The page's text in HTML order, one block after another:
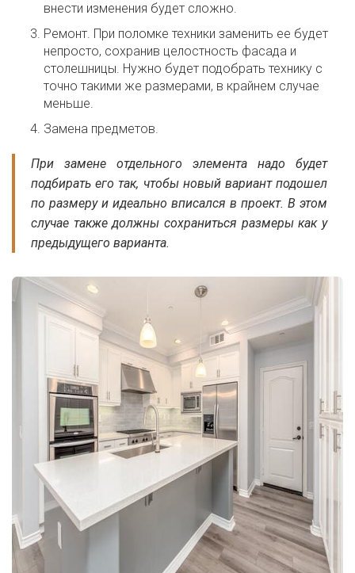
внести изменения будет сложно.
Ремонт. При поломке техники заменить ее будет
непросто, сохранив целостность фасада и
столешницы. Нужно будет подобрать технику с
точно такими же размерами, в крайнем случае
меньше.
Замена предметов.
При замене отдельного элемента надо будет
подбирать его так, чтобы новый вариант подошел
по размеру и идеально вписался в проект. В этом
случае также должны сохраниться размеры как у
предыдущего варианта.